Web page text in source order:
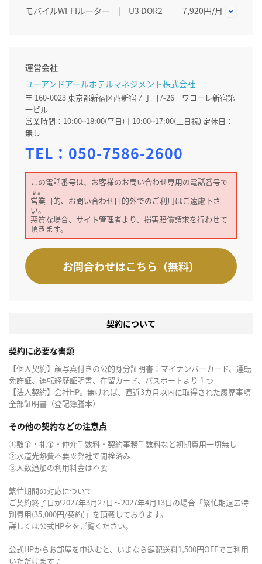
モバイルWI-FIルーター | U3 DOR2 7,920円/月
運営会社
ユーアンドアールホテルマネジメント株式会社
〒 160-0023 東京都新宿区西新宿７丁目7-26 ワコーレ新宿第
一ビル
営業時間：10:00~18:00(平日)｜10:00~17:00(土日祝) 定休日：
無し
TEL： 050-7586-2600
この電話番号は、お客様のお問い合わせ専用の電話番号で
す。
営業目的、お問い合わせ目的外でのご利用はご遠慮下さ
い。
悪質な場合、サイト管理者より、損害賠償請求を行わせて
頂きます。
お問合わせはこちら（無料）
契約について
契約に必要な書類
【個人契約】顔写真付きの公的身分証明書：マイナンバーカード、運転
免許証、運転経歴証明書、在留カード、パスポートより１つ
【法人契約】会社HP。無ければ、直近3カ月以内に取得された履歴事項
全部証明書（登記簿謄本）
その他の契約などの注意点
①敷金・礼金・仲介手数料・契約事務手数料など初期費用一切無し
②水道光熱費不要※弊社で開栓済み
③人数追加の利用料金は不要
繁忙期間の対応について
ご契約終了日が2027年3月27日～2027年4月13日の場合「繁忙期退去特
別費用(35,000円/契約)」を頂戴しております。
詳しくは公式HPををご覧ください。
公式HPからお部屋を申込むと、いまなら鍵配送料1,500円OFFでご利用
いただけます♪